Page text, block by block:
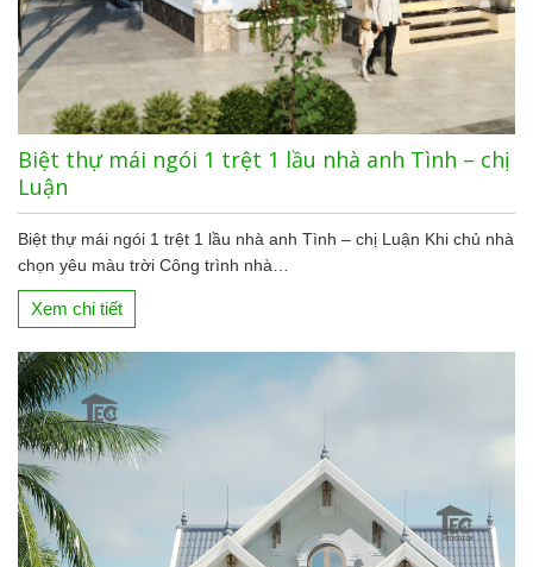
Biệt thự mái ngói 1 trệt 1 lầu nhà anh Tình – chị
Luận
Biệt thự mái ngói 1 trệt 1 lầu nhà anh Tình – chị Luận Khi chủ nhà
chọn yêu màu trời Công trình nhà…
Xem chi tiết